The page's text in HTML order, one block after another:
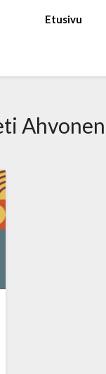
Etusivu
Ahvonen